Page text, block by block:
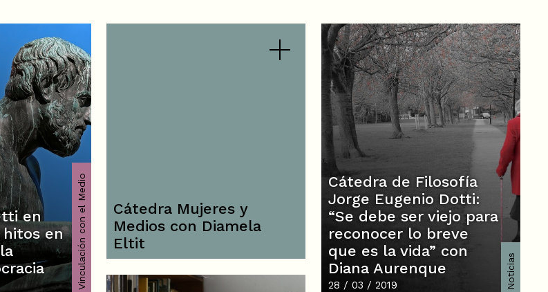
en
hitos en
Vinculación con el Medio
Cátedra Mujeres y
Medios con Diamela
Eltit
Cátedra de Filosofía
Jorge Eugenio Dotti:
“Se debe ser viejo para
reconocer lo breve
que es la vida” con
Diana Aurenque
28 / 03 / 2019 Noticias